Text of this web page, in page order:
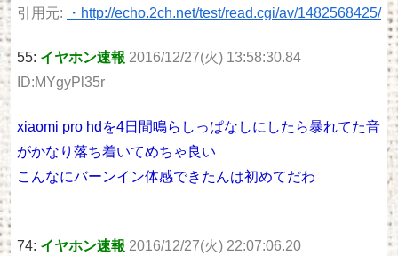
引用元: ・http://echo.2ch.net/test/read.cgi/av/1482568425/
55: イヤホン速報 2016/12/27(火) 13:58:30.84
ID:MYgyPl35r
xiaomi pro hdを4日間鳴らしっぱなしにしたら暴れてた音
がかなり落ち着いてめちゃ良い
こんなにバーンイン体感できたんは初めてだわ
74: イヤホン速報 2016/12/27(火) 22:07:06.20